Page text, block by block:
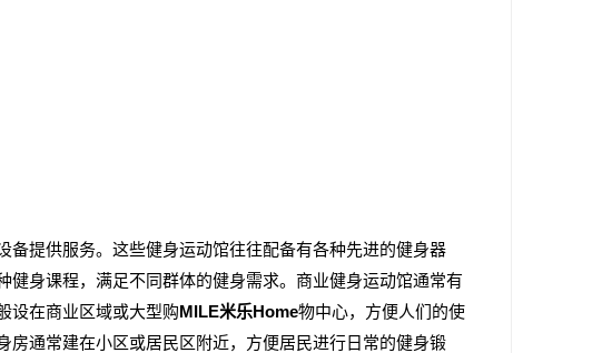
提供服务。这些健身运动馆往往配备有各种先进的健身器
身课程，满足不同群体的健身需求。商业健身运动馆通常有
设在商业区域或大型购MILE米乐Home物中心，方便人们的使
通常建在小区或居民区附近，方便居民进行日常的健身锻